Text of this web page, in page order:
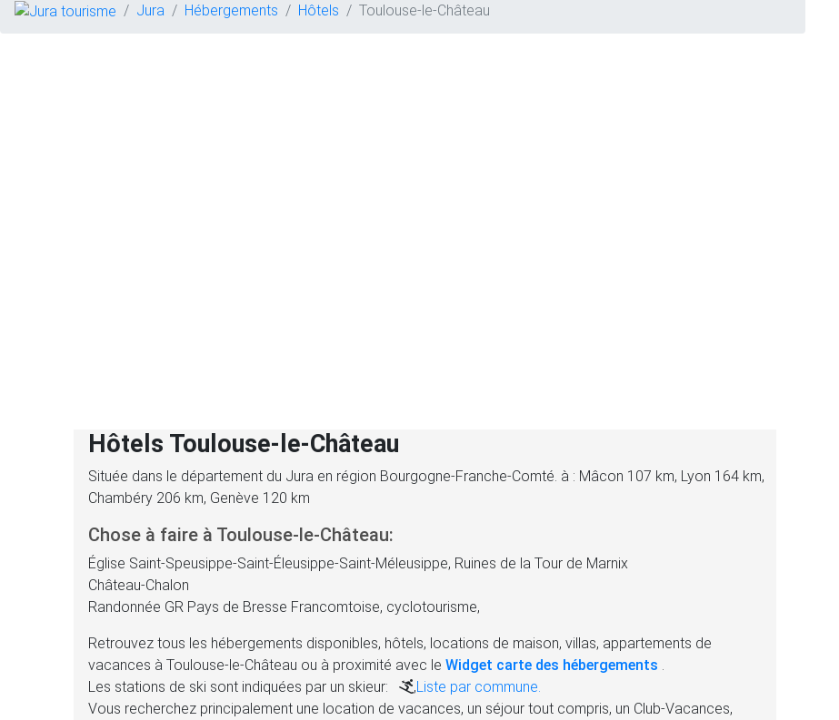
Jura Hébergements Hôtels Toulouse-le-Château
Hôtels Toulouse-le-Château
Située dans le département du Jura en région Bourgogne-Franche-Comté. à : Mâcon 107 km, Lyon 164 km,
Chambéry 206 km, Genève 120 km
Chose à faire à Toulouse-le-Château:
Église Saint-Speusippe-Saint-Éleusippe-Saint-Méleusippe, Ruines de la Tour de Marnix
Château-Chalon
Randonnée GR Pays de Bresse Francomtoise, cyclotourisme,
Retrouvez tous les hébergements disponibles, hôtels, locations de maison, villas, appartements de
vacances à Toulouse-le-Château ou à proximité avec le Widget carte des hébergements
Les stations de ski sont indiquées par un skieur:
,Liste par commune.
Vous recherchez principalement une location de vacances, un séjour tout compris, un Club-Vacances,